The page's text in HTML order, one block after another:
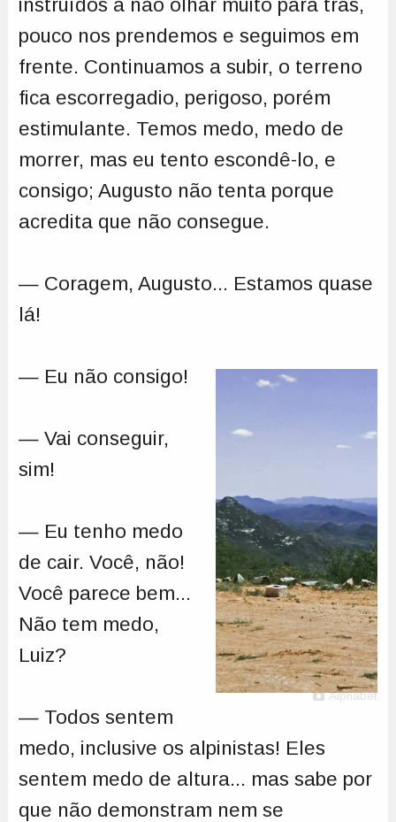
instruídos a não olhar muito para trás,
pouco nos prendemos e seguimos em
frente. Continuamos a subir, o terreno
fica escorregadio, perigoso, porém
estimulante. Temos medo, medo de
morrer, mas eu tento escondê-lo, e
consigo; Augusto não tenta porque
acredita que não consegue.
— Coragem, Augusto... Estamos quase
lá!
Alphabet
— Eu não consigo!
— Vai conseguir,
sim!
— Eu tenho medo
de cair. Você, não!
Você parece bem...
Não tem medo,
Luiz?
— Todos sentem
medo, inclusive os alpinistas! Eles
sentem medo de altura... mas sabe por
que não demonstram nem se